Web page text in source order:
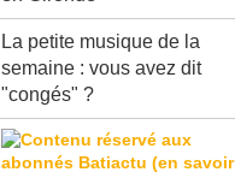
La petite musique de la
semaine : vous avez dit
"congés" ?